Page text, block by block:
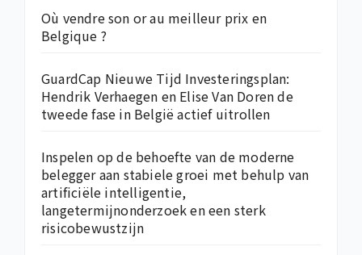
Où vendre son or au meilleur prix en
Belgique ?
GuardCap Nieuwe Tijd Investeringsplan:
Hendrik Verhaegen en Elise Van Doren de
tweede fase in België actief uitrollen
Inspelen op de behoefte van de moderne
belegger aan stabiele groei met behulp van
artificiële intelligentie,
langetermijnonderzoek en een sterk
risicobewustzijn